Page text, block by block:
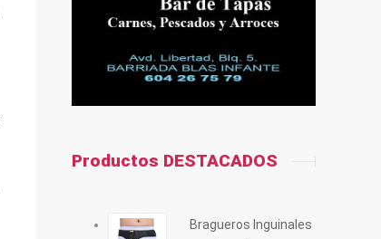
Productos DESTACADOS
Bragueros Inguinales